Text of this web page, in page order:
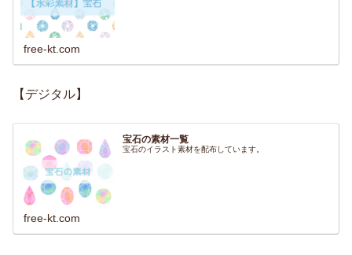
free-kt.com
【デジタル】
宝石の素材一覧
宝石のイラスト素材を配布しています。
free-kt.com